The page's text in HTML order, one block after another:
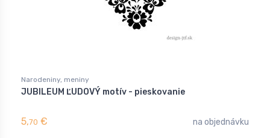
Narodeniny, meniny
JUBILEUM ĽUDOVÝ motív - pieskovanie
5,70 € na objednávku